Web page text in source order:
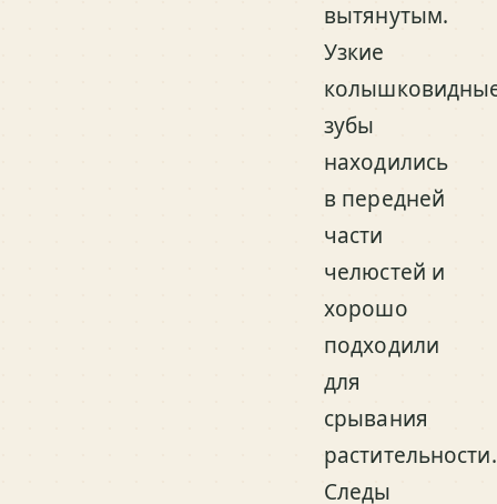
вытянутым.
Узкие
зубы
находились
в передней
части
челюстей и
хорошо
подходили
для
срывания
растительности.
Следы